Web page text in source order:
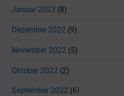
Januar 2023 (8)
Dezember 2022 (9)
November 2022 (5)
Oktober 2022 (2)
September 2022 (6)